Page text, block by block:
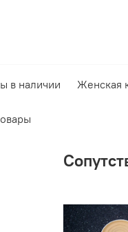
в наличии Женская